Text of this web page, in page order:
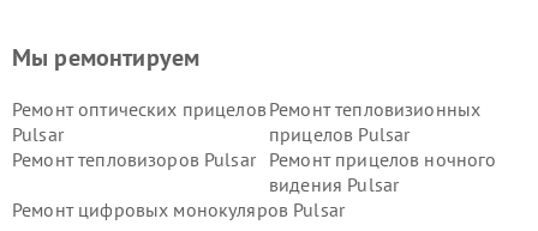
Мы ремонтируем
Ремонт оптических прицелов
Pulsar
Ремонт тепловизионных
прицелов Pulsar
Ремонт тепловизоров Pulsar
Ремонт прицелов ночного
видения Pulsar
Ремонт цифровых монокуляров Pulsar